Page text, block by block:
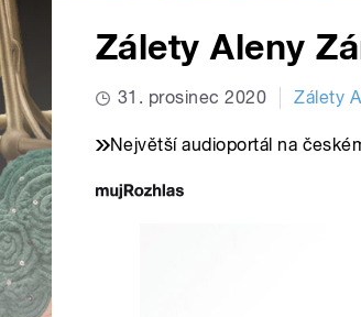
Zálety Aleny
31. prosinec 2020 Zálety
Největší audioportál na